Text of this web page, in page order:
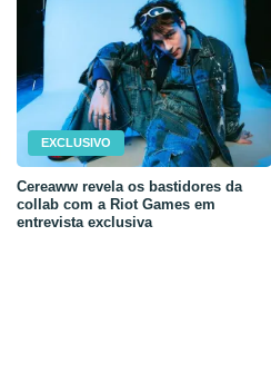
EXCLUSIVO
Cereaww revela os bastidores da
collab com a Riot Games em
entrevista exclusiva